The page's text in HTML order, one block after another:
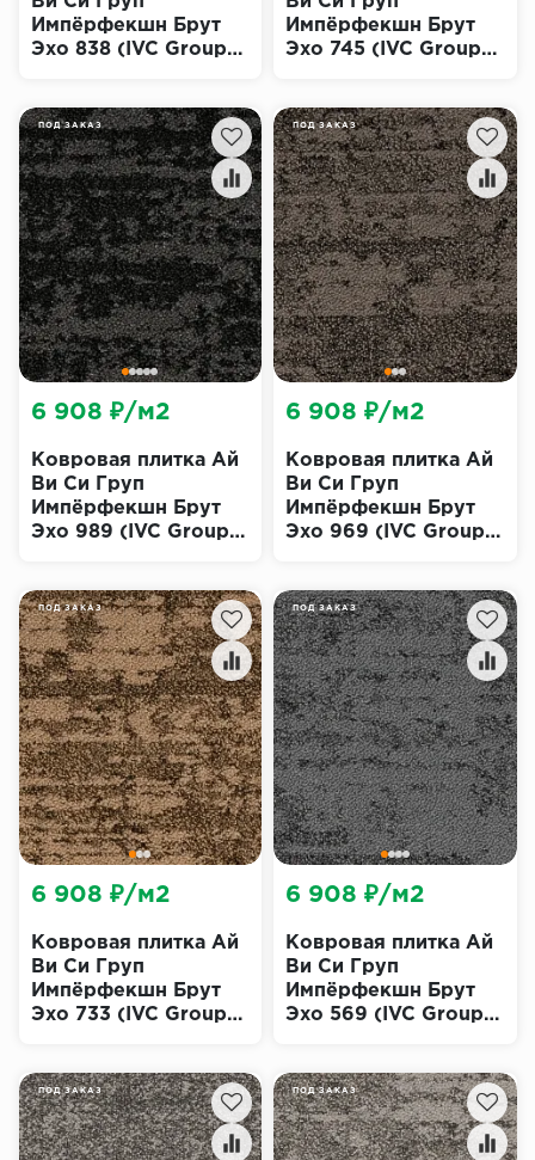
Импёрфекшн Брут
Эхо 838 (IVC Group
Импёрфекшн Брут
Эхо 745 (IVC Group
ПОД ЗАКАЗ
Ковровая плитка Ай
Ви Си Груп
Импёрфекшн Брут
Эхо 989 (IVC Group
6 908 ₽/м2
ПОД ЗАКАЗ
Ковровая плитка Ай
Ви Си Груп
Импёрфекшн Брут
Эхо 969 (IVC Group
6 908 ₽/м2
ПОД ЗАКАЗ
Ковровая плитка Ай
Ви Си Груп
Импёрфекшн Брут
Эхо 733 (IVC Group
6 908 ₽/м2
ПОД ЗАКАЗ
Ковровая плитка Ай
Ви Си Груп
Импёрфекшн Брут
Эхо 569 (IVC Group
6 908 ₽/м2
ПОД ЗАКАЗ ПОД ЗАКАЗ